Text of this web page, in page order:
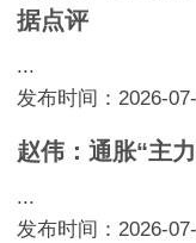
据点评
...
发布时间：2026-
赵伟：通胀“主
...
发布时间：2026-